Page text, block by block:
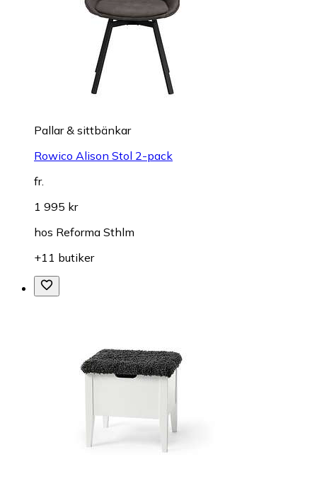
Pallar & sittbänkar
Rowico Alison Stol 2-pack
fr.
1 995 kr
hos Reforma Sthlm
+11 butiker